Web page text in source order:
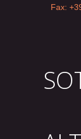
Fax: